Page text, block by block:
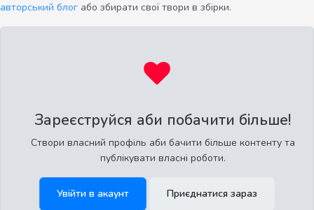
авторський блог або збирати свої твори в збірки.
Зареєструйся аби побачити більше!
Створи власний профіль аби бачити більше контенту та
публікувати власні роботи.
Увійти в акаунт Приєднатися зараз